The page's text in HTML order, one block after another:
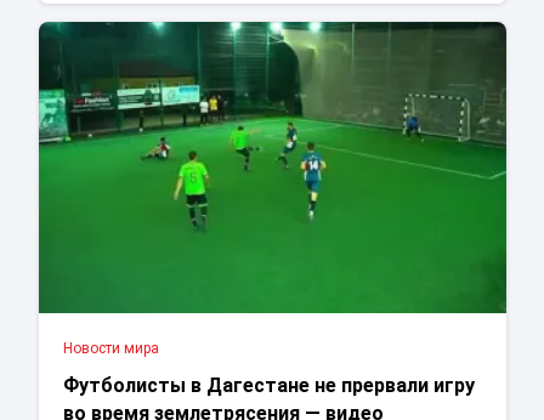
Новости мира
Футболисты в Дагестане не прервали игру
во время землетрясения — видео